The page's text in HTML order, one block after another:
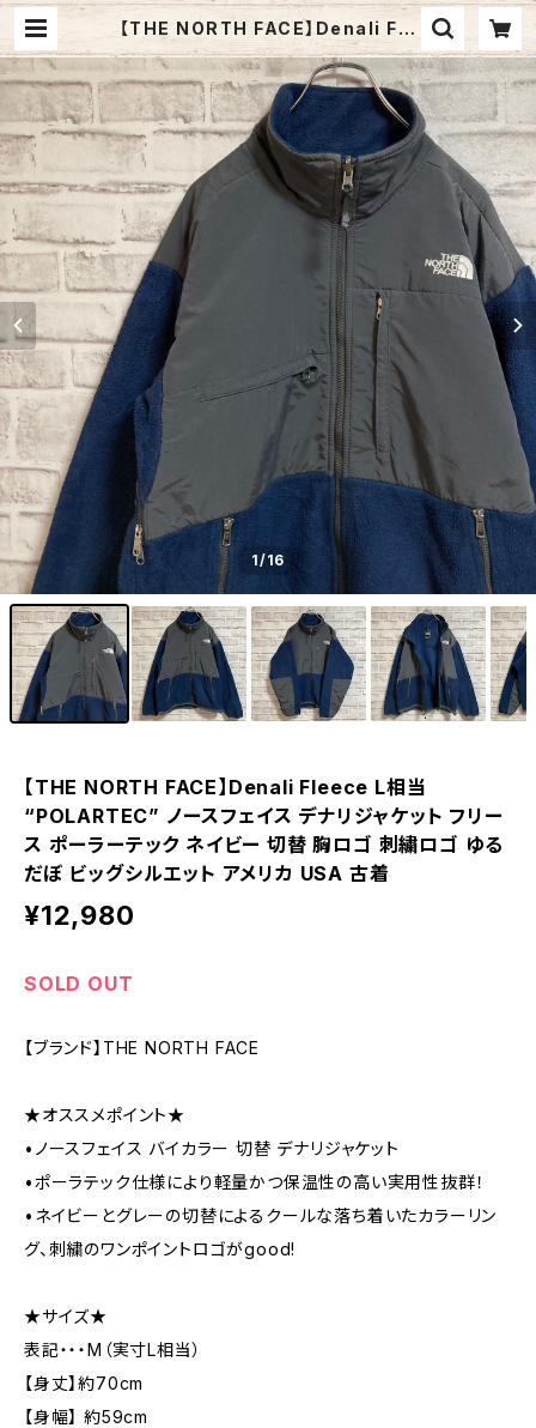
【THE NORTH FACE】Denali Fle
ece L相当 “POLARTEC” ノースフ
ェイス デナリジャケット フリース ポ
ーラーテック ネイビー 切替 胸ロゴ
刺繍ロゴ ゆるだぼ ビッグシルエット
アメリカ USA 古着 | Fuzzy Fuzzy
1/16
【THE NORTH FACE】Denali Fleece L相当
“POLARTEC” ノースフェイス デナリジャケット フリー
ス ポーラーテック ネイビー 切替 胸ロゴ 刺繍ロゴ ゆる
だぼ ビッグシルエット アメリカ USA 古着
¥12,980
SOLD OUT
【ブランド】THE NORTH FACE
★オススメポイント★
•ノースフェイス バイカラー 切替 デナリジャケット
•ポーラテック仕様により軽量かつ保温性の高い実用性抜群！
•ネイビーとグレーの切替によるクールな落ち着いたカラーリン
グ、刺繍のワンポイントロゴがgood!
★サイズ★
表記・・・M（実寸L相当）
【身丈】約70cm
【身幅】 約59cm